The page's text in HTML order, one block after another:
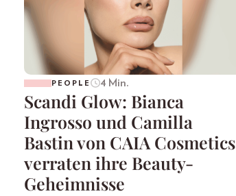
PEOPLE 4 Min.
Scandi Glow: Bianca
Ingrosso und Camilla
Bastin von CAIA Cosmetics
verraten ihre Beauty-
Geheimnisse